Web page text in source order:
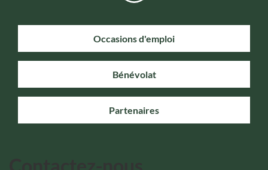
Occasions d'emploi
Bénévolat
Partenaires